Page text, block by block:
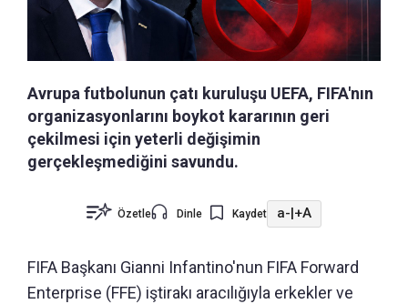
Avrupa futbolunun çatı kuruluşu UEFA, FIFA'nın
organizasyonlarını boykot kararının geri
çekilmesi için yeterli değişimin
gerçekleşmediğini savundu.
Özetle Dinle Kaydet a-|+A
FIFA Başkanı Gianni Infantino'nun FIFA Forward
Enterprise (FFE) iştirakı aracılığıyla erkekler ve